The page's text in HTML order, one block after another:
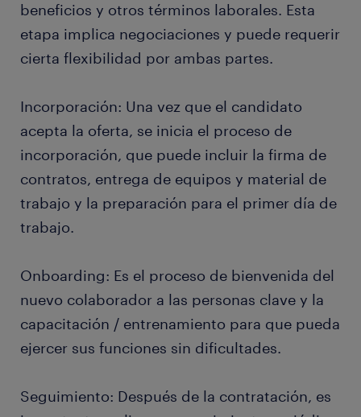
beneficios y otros términos laborales. Esta
etapa implica negociaciones y puede requerir
cierta flexibilidad por ambas partes.
Incorporación: Una vez que el candidato
acepta la oferta, se inicia el proceso de
incorporación, que puede incluir la firma de
contratos, entrega de equipos y material de
trabajo y la preparación para el primer día de
trabajo.
Onboarding: Es el proceso de bienvenida del
nuevo colaborador a las personas clave y la
capacitación / entrenamiento para que pueda
ejercer sus funciones sin dificultades.
Seguimiento: Después de la contratación, es